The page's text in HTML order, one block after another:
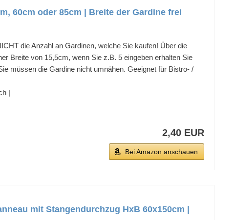
60cm oder 85cm | Breite der Gardine frei
die Anzahl an Gardinen, welche Sie kaufen! Über die
Breite von 15,5cm, wenn Sie z.B. 5 eingeben erhalten Sie
müssen die Gardine nicht umnähen. Geeignet für Bistro- /
|
2,40 EUR
Bei Amazon anschauen
mit Stangendurchzug HxB 60x150cm |